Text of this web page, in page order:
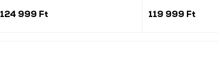
124 999 Ft 119 999 Ft